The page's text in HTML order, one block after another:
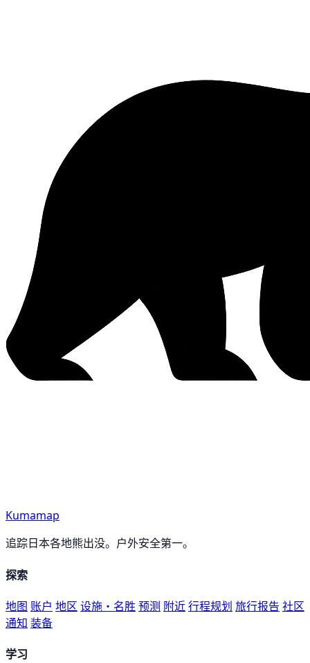
Kumamap
追踪日本各地熊出没。户外安全第一。
探索
地图 账户 地区 设施・名胜 预测 附近行程规划 旅行报告 社区
通知 装备
学习